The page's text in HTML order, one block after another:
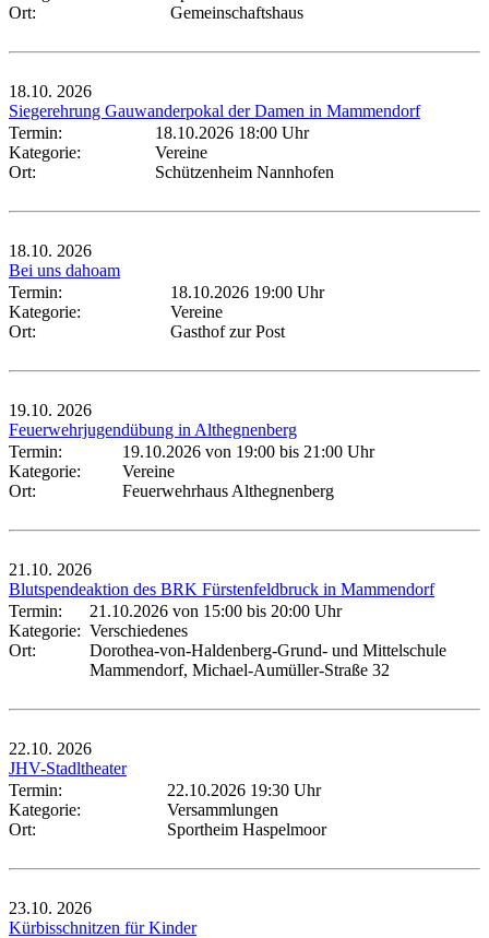
Ort:
Gemeinschaftshaus
18.10. 2026
Siegerehrung Gauwanderpokal der Damen in Mammendorf
Termin:
18.10.2026 18:00 Uhr
Kategorie:
Vereine
Ort:
Schützenheim Nannhofen
18.10. 2026
Bei uns dahoam
Termin:
18.10.2026 19:00 Uhr
Kategorie:
Vereine
Ort:
Gasthof zur Post
19.10. 2026
Feuerwehrjugendübung in Althegnenberg
Termin:
19.10.2026 von 19:00 bis 21:00 Uhr
Kategorie:
Vereine
Ort:
Feuerwehrhaus Althegnenberg
21.10. 2026
Blutspendeaktion des BRK Fürstenfeldbruck in Mammendorf
Termin:
21.10.2026 von 15:00 bis 20:00 Uhr
Kategorie: Verschiedenes
Ort:
Dorothea-von-Haldenberg-Grund- und Mittelschule
Mammendorf, Michael-Aumüller-Straße 32
22.10. 2026
JHV-Stadltheater
Termin:
22.10.2026 19:30 Uhr
Kategorie:
Versammlungen
Ort:
Sportheim Haspelmoor
23.10. 2026
Kürbisschnitzen für Kinder